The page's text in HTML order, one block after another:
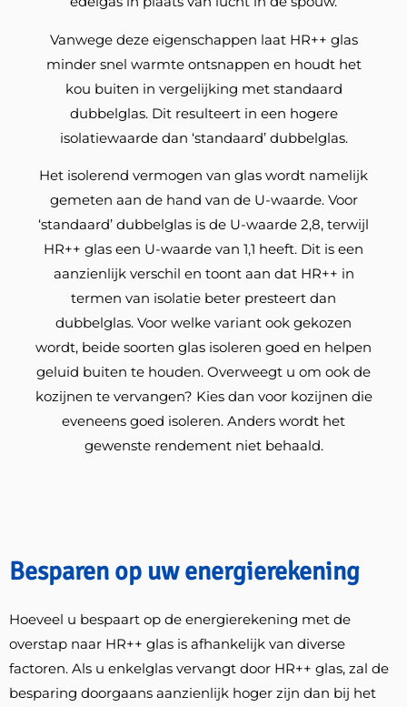
Vanwege deze eigenschappen laat HR++ glas
minder snel warmte ontsnappen en houdt het
kou buiten in vergelijking met standaard
dubbelglas. Dit resulteert in een hogere
isolatiewaarde dan ‘standaard’ dubbelglas.
Het isolerend vermogen van glas wordt namelijk
gemeten aan de hand van de U-waarde. Voor
‘standaard’ dubbelglas is de U-waarde 2,8, terwijl
HR++ glas een U-waarde van 1,1 heeft. Dit is een
aanzienlijk verschil en toont aan dat HR++ in
termen van isolatie beter presteert dan
dubbelglas. Voor welke variant ook gekozen
wordt, beide soorten glas isoleren goed en helpen
geluid buiten te houden. Overweegt u om ook de
kozijnen te vervangen? Kies dan voor kozijnen die
eveneens goed isoleren. Anders wordt het
gewenste rendement niet behaald.
Besparen op uw energierekening
Hoeveel u bespaart op de energierekening met de
overstap naar HR++ glas is afhankelijk van diverse
factoren. Als u enkelglas vervangt door HR++ glas, zal de
besparing doorgaans aanzienlijk hoger zijn dan bij het